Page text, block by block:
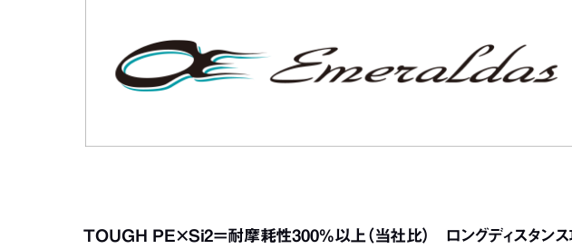
TOUGH PE×Si2＝耐摩耗性300％以上（当社比） ロングディスタンス攻